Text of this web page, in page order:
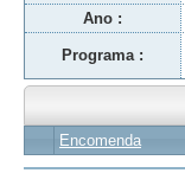
Ano :
Programa :
Encomenda